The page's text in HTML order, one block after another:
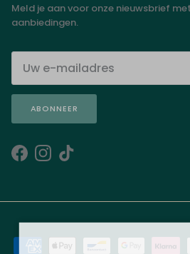
Meld je aan voor onze nieuwsbrief
aanbiedingen.
ABONNEER
Facebook
Instagram
TikTok